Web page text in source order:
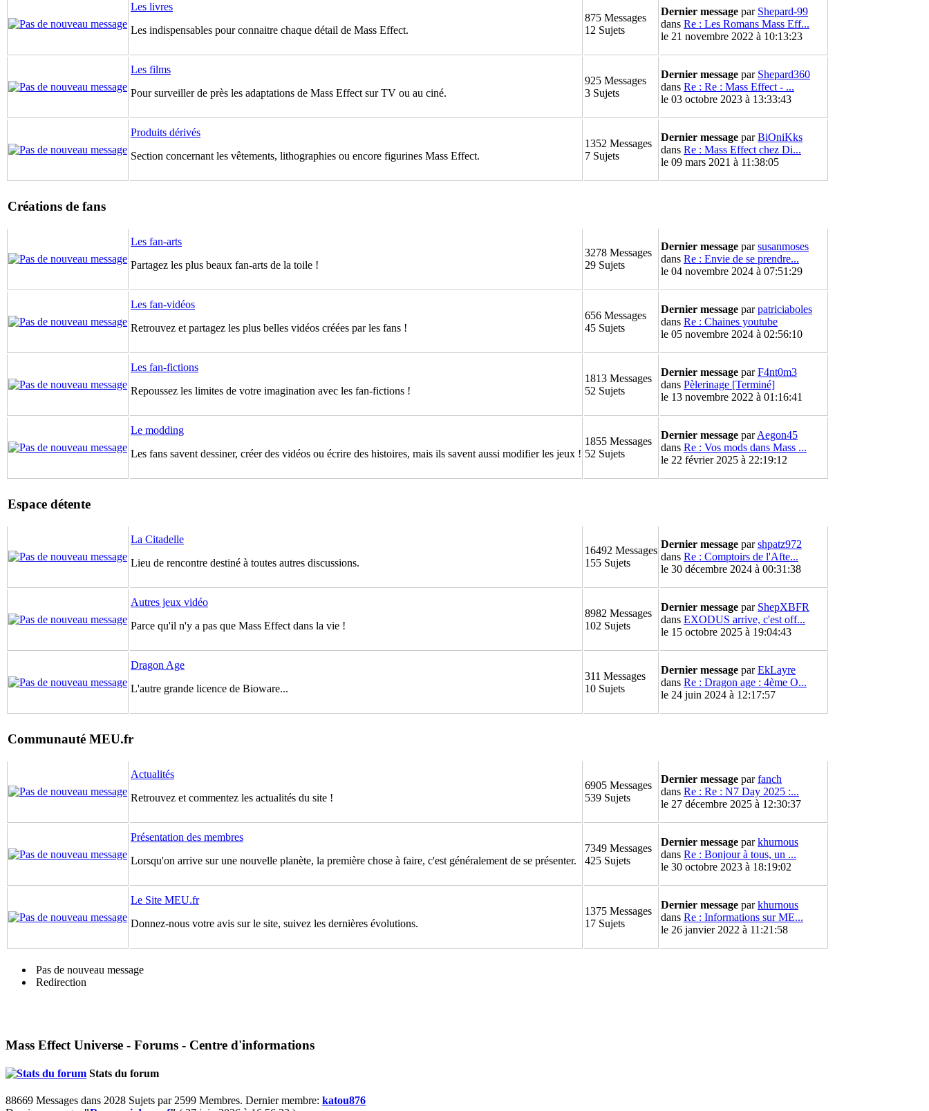
Les livres
Les indispensables pour connaitre chaque détail de Mass Effect.
875 Messages
12 Sujets
Dernier message par Shepard-99
dans Re : Les Romans Mass Eff...
le 21 novembre 2022 à 10:13:23
Les films
Pour surveiller de près les adaptations de Mass Effect sur TV ou au ciné.
925 Messages
3 Sujets
Dernier message par Shepard360
dans Re : Re : Mass Effect - ...
le 03 octobre 2023 à 13:33:43
Produits dérivés
Section concernant les vêtements, lithographies ou encore figurines Mass Effect.
1352 Messages
7 Sujets
Dernier message parBiOniKks
dans Re : Mass Effect chez Di...
le 09 mars 2021 à 11:38:05
Créations de fans
Les fan-arts
Partagez les plus beaux fan-arts de la toile !
3278 Messages
29 Sujets
Dernier message parsusanmoses
dans Re : Envie de se prendre...
le 04 novembre 2024 à 07:51:29
Les fan-vidéos
Retrouvez et partagez les plus belles vidéos créées par les fans !
656 Messages
45 Sujets
Dernier message parpatriciaboles
dans Re : Chaines youtube
le 05 novembre 2024 à 02:56:10
Les fan-fictions
Repoussez les limites de votre imagination avec les fan-fictions !
1813 Messages
52 Sujets
Dernier message parF4nt0m3
dans Pèlerinage [Terminé]
le 13 novembre 2022 à 01:16:41
Le modding
Les fans savent dessiner, créer des vidéos ou écrire des histoires, mais ils savent aussi modifier les jeux !
1855 Messages
52 Sujets
Dernier message parAegon45
dans Re : Vos mods dans Mass ...
le 22 février 2025 à 22:19:12
Espace détente
La Citadelle
Lieu de rencontre destiné à toutes autres discussions.
16492 Messages
155 Sujets
Dernier message parshpatz972
dans Re : Comptoirs de l'Afte...
le 30 décembre 2024 à 00:31:38
Autres jeux vidéo
Parce qu'il n'y a pas que Mass Effect dans la vie !
8982 Messages
102 Sujets
Dernier message par ShepXBFR
dans EXODUS arrive, c'est off...
le 15 octobre 2025 à 19:04:43
Dragon Age
L'autre grande licence de Bioware...
311 Messages
10 Sujets
Dernier message parEkLayre
dans Re : Dragon age : 4ème O...
le 24 juin 2024 à 12:17:57
Communauté MEU.fr
Actualités
Retrouvez et commentez les actualités du site !
6905 Messages
539 Sujets
Dernier message parfanch
dans Re : Re : N7 Day 2025 :...
le 27 décembre 2025 à 12:30:37
Présentation des membres
Lorsqu'on arrive sur une nouvelle planète, la première chose à faire, c'est généralement de se présenter.
7349 Messages
425 Sujets
Dernier message parkhurnous
dans Re : Bonjour à tous, un ...
le 30 octobre 2023 à 18:19:02
Le Site MEU.fr
Donnez-nous votre avis sur le site, suivez les dernières évolutions.
1375 Messages
17 Sujets
Dernier message parkhurnous
dans Re : Informations sur ME...
le 26 janvier 2022 à 11:21:58
Pas de nouveau message
Redirection
Mass Effect Universe - Forums - Centre d'informations
Stats du forum
88669 Messages dans 2028 Sujets par 2599 Membres. Dernier membre: katou876